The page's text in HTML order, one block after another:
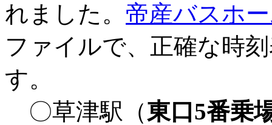
れました。 帝産バスホ
ファイルで、正確な時
す。
〇草津駅（東口5番乗